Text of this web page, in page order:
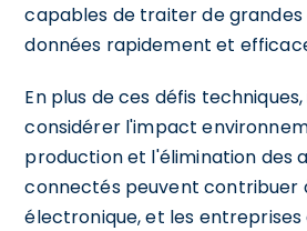
capables de traiter de
données rapidement et
En plus de ces défis
considérer l'impact
production et l'élimination des
connectés peuvent contribuer
électronique, et les